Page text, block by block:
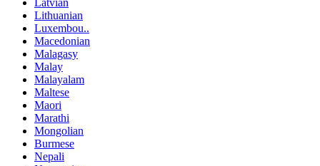
Lithuanian
Luxembou..
Macedonian
Malagasy
Malay
Malayalam
Maltese
Maori
Marathi
Mongolian
Burmese
Nepali